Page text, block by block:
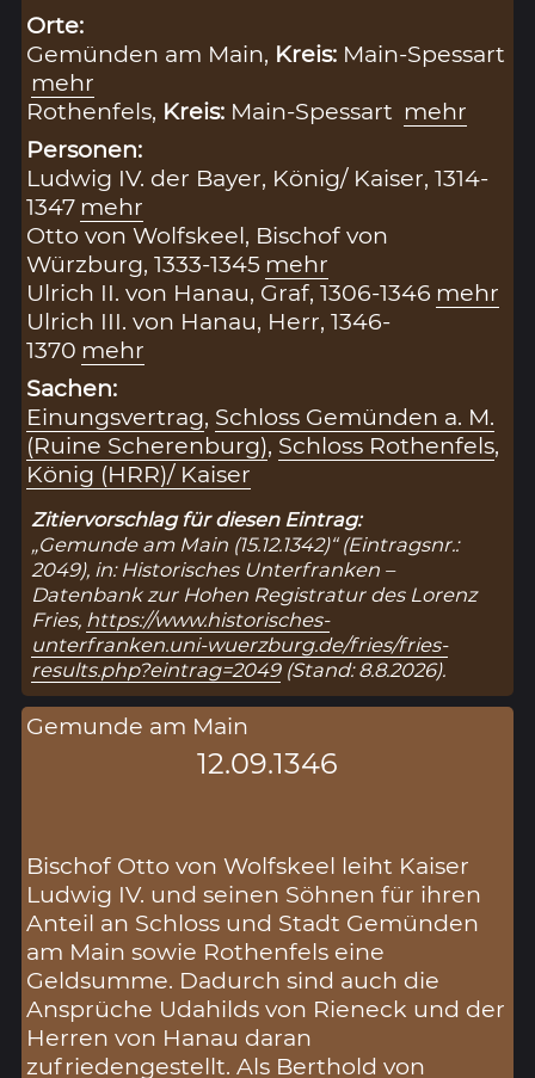
Orte:
Gemünden am Main, Kreis: Main-Spessart
mehr
Rothenfels, Kreis: Main-Spessart mehr
Personen:
Ludwig IV. der Bayer, König/ Kaiser, 1314-
1347 mehr
Otto von Wolfskeel, Bischof von
Würzburg, 1333-1345 mehr
Ulrich II. von Hanau, Graf, 1306-1346 mehr
Ulrich III. von Hanau, Herr, 1346-
1370 mehr
Sachen:
Einungsvertrag, Schloss Gemünden a. M.
(Ruine Scherenburg), Schloss Rothenfels,
König (HRR)/ Kaiser
Zitiervorschlag für diesen Eintrag:
„Gemunde am Main (15.12.1342)“ (Eintragsnr.:
2049), in: Historisches Unterfranken –
Datenbank zur Hohen Registratur des Lorenz
Fries, https://www.historisches-
unterfranken.uni-wuerzburg.de/fries/fries-
results.php?eintrag=2049(Stand: 8.8.2026).
Gemunde am Main
12.09.1346
Bischof Otto von Wolfskeel leiht Kaiser
Ludwig IV. und seinen Söhnen für ihren
Anteil an Schloss und Stadt Gemünden
am Main sowie Rothenfels eine
Geldsumme. Dadurch sind auch die
Ansprüche Udahilds von Rieneck und der
Herren von Hanau daran
zufriedengestellt. Als Berthold von